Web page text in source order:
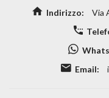
Indirizzo:
Via
Email: